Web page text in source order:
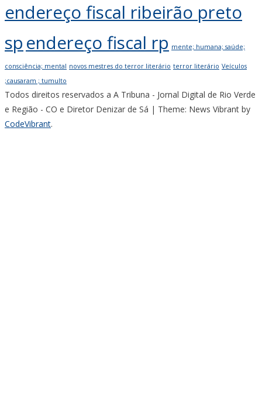
endereço fiscal ribeirão preto
sp endereço fiscal rp mente; humana; saúde;
consciência; mental novos mestres do terror literário terror literário Veículos
;causaram ; tumulto
Todos direitos reservados a A Tribuna - Jornal Digital de Rio Verde
e Região - CO e Diretor Denizar de Sá | Theme: News Vibrant by
CodeVibrant.